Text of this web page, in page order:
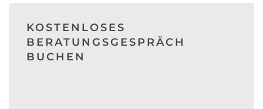
KOSTENLOSES
BERATUNGSGESPRÄCH
BUCHEN